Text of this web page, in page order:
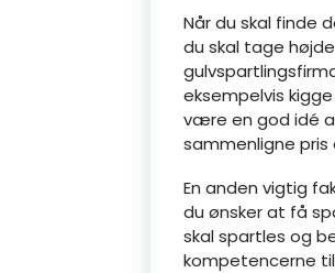
Når du skal finde
du skal tage
eksempelvis
være en god idé
sammenligne pris
En anden vigtig
du ønsker at få
skal spartles og
kompetencerne